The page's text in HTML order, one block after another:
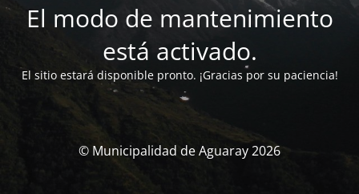
El modo de mantenimiento
está activado.
El sitio estará disponible pronto. ¡Gracias por su paciencia!
© Municipalidad de Aguaray 2026